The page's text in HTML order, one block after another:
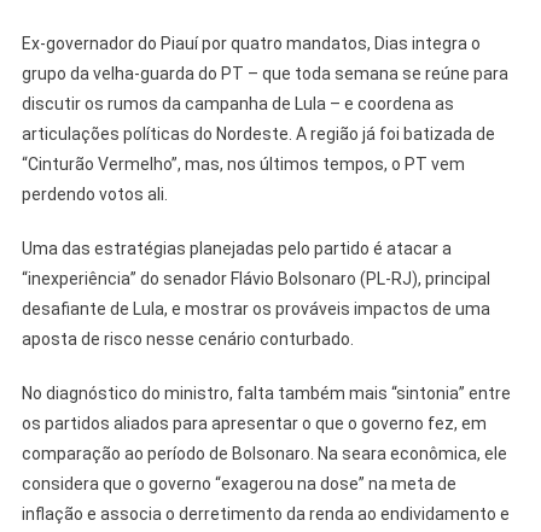
Ex-governador do Piauí por quatro mandatos, Dias integra o
grupo da velha-guarda do PT – que toda semana se reúne para
discutir os rumos da campanha de Lula – e coordena as
articulações políticas do Nordeste. A região já foi batizada de
“Cinturão Vermelho”, mas, nos últimos tempos, o PT vem
perdendo votos ali.
Uma das estratégias planejadas pelo partido é atacar a
“inexperiência” do senador Flávio Bolsonaro (PL-RJ), principal
desafiante de Lula, e mostrar os prováveis impactos de uma
aposta de risco nesse cenário conturbado.
No diagnóstico do ministro, falta também mais “sintonia” entre
os partidos aliados para apresentar o que o governo fez, em
comparação ao período de Bolsonaro. Na seara econômica, ele
considera que o governo “exagerou na dose” na meta de
inflação e associa o derretimento da renda ao endividamento e